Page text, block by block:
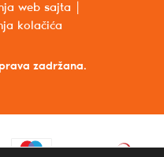
zadržana.
web sajta
kolačića